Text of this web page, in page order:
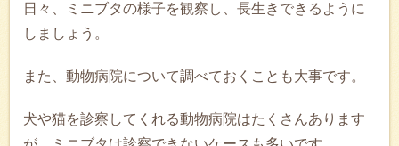
日々、ミニブタの様子を観察し、長生きできるように
しましょう。
また、動物病院について調べておくことも大事です。
犬や猫を診察してくれる動物病院はたくさんあります